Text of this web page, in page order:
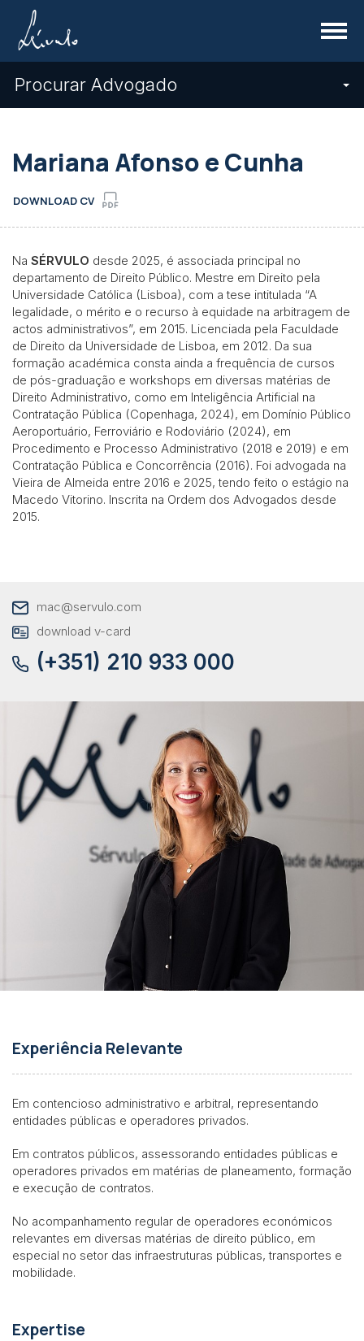
Menu
Procurar Advogado
Mariana Afonso e Cunha
DOWNLOAD CV
Na SÉRVULO desde 2025, é associada principal no
departamento de Direito Público. Mestre em Direito pela
Universidade Católica (Lisboa), com a tese intitulada “A
legalidade, o mérito e o recurso à equidade na arbitragem de
actos administrativos”, em 2015. Licenciada pela Faculdade
de Direito da Universidade de Lisboa, em 2012. Da sua
formação académica consta ainda a frequência de cursos
de pós-graduação e workshops em diversas matérias de
Direito Administrativo, como em Inteligência Artificial na
Contratação Pública (Copenhaga, 2024), em Domínio Público
Aeroportuário, Ferroviário e Rodoviário (2024), em
Procedimento e Processo Administrativo (2018 e 2019) e em
Contratação Pública e Concorrência (2016). Foi advogada na
Vieira de Almeida entre 2016 e 2025, tendo feito o estágio na
Macedo Vitorino. Inscrita na Ordem dos Advogados desde
2015.
mac@servulo.com
download v-card
(+351) 210 933 000
Experiência Relevante
Em contencioso administrativo e arbitral, representando
entidades públicas e operadores privados.
Em contratos públicos, assessorando entidades públicas e
operadores privados em matérias de planeamento, formação
e execução de contratos.
No acompanhamento regular de operadores económicos
relevantes em diversas matérias de direito público, em
especial no setor das infraestruturas públicas, transportes e
mobilidade.
Expertise